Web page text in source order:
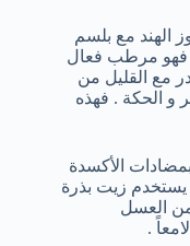
الهند مع بلسم
فهو مرطب فعال
مع القليل من
الحكة . فهذه
الأكسدة
يستخدم زيت بذرة
العسل
.